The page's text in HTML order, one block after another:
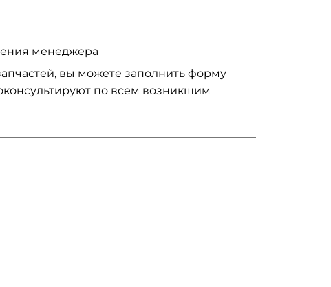
менеджера
вы можете заполнить форму
по всем возникшим